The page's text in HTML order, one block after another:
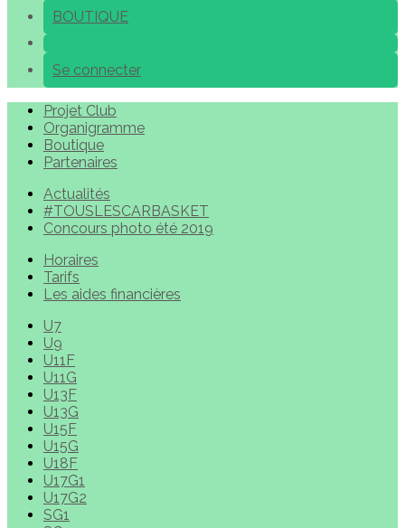
BOUTIQUE
Se connecter
Projet Club
Organigramme
Boutique
Partenaires
Actualités
#TOUSLESCARBASKET
Concours photo été 2019
Horaires
Tarifs
Les aides financières
U7
U9
U11F
U11G
U13F
U13G
U15F
U15G
U18F
U17G1
U17G2
SG1